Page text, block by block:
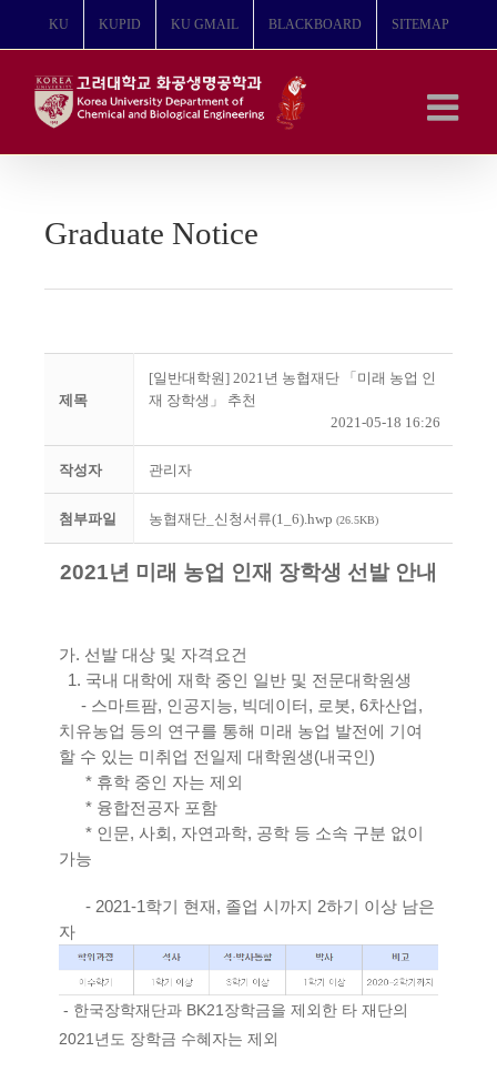
뛰
KU KUPID KU GMAIL BLACKBOARD SITEMAP
Graduate Notice
제목
[일반대학원] 2021년 농협재단 「미래 농업 인
재 장학생」 추천
2021-05-18 16:26
작성자 관리자
첨부파일 농협재단_신청서류(1_6).hwp (26.5KB)
2021년 미래 농업 인재 장학생 선발 안내
가. 선발 대상 및 자격요건
1. 국내 대학에 재학 중인 일반 및 전문대학원생
- 스마트팜, 인공지능, 빅데이터, 로봇, 6차산업,
치유농업 등의 연구를 통해 미래 농업 발전에 기여
할 수 있는 미취업 전일제 대학원생(내국인)
* 휴학 중인 자는 제외
* 융합전공자 포함
* 인문, 사회, 자연과학, 공학 등 소속 구분 없이
가능
- 2021-1학기 현재, 졸업 시까지 2하기 이상 남은
자
- 한국장학재단과 BK21장학금을 제외한 타 재단의
2021년도 장학금 수혜자는 제외